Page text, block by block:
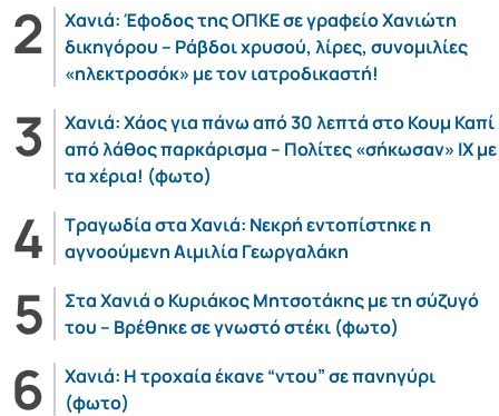
Χανιά: Έφοδος της ΟΠΚΕ σε γραφείο Χανιώτη
δικηγόρου – Ράβδοι χρυσού, λίρες, συνομιλίες
«ηλεκτροσόκ» με τον ιατροδικαστή!
Χανιά: Χάος για πάνω από 30 λεπτά στο Κουμ Καπί
από λάθος παρκάρισμα – Πολίτες «σήκωσαν» ΙΧ με
τα χέρια! (φωτο)
Τραγωδία στα Χανιά: Νεκρή εντοπίστηκε η
αγνοούμενη Αιμιλία Γεωργαλάκη
Στα Χανιά ο Κυριάκος Μητσοτάκης με τη σύζυγό
του – Βρέθηκε σε γνωστό στέκι (φωτο)
Χανιά: Η τροχαία έκανε “ντου” σε πανηγύρι
(φωτο)